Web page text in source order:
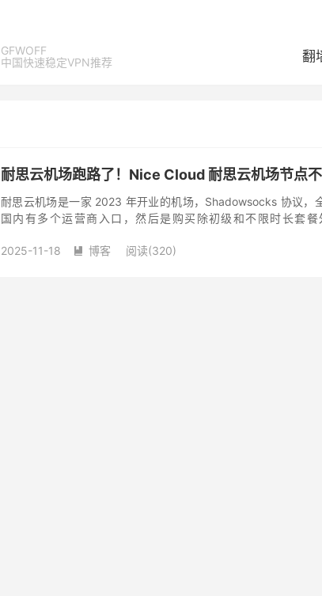
GFWOFF
中国快速稳定VPN推荐
翻
耐思云机场跑路了！Nice Cloud 耐思云机场节点不
耐思云机场是一家 2023 年开业的机场，Shadowsocks 协议，
国内有多个运营商入口，然后是购买除初级和不限时长套餐
2025-11-18  博客 阅读(320)